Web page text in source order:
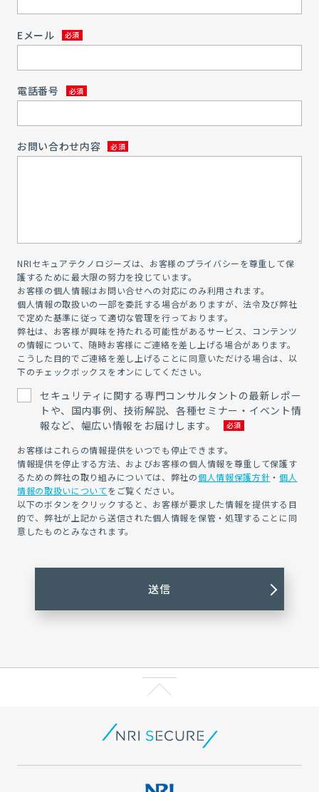
Eメール
電話番号
お問い合わせ内容
NRIセキュアテクノロジーズは、お客様のプライバシーを尊重して保
護するために最大限の努力を投じています。
お客様の個人情報はお問い合せへの対応にのみ利用されます。
個人情報の取扱いの一部を委託する場合がありますが、法令及び弊社
で定めた基準に従って適切な管理を行っております。
弊社は、お客様が興味を持たれる可能性があるサービス、コンテンツ
の情報について、随時お客様にご連絡を差し上げる場合があります。
こうした目的でご連絡を差し上げることに同意いただける場合は、以
下のチェックボックスをオンにしてください。
セキュリティに関する専門コンサルタントの最新レポー
トや、国内事例、技術解説、各種セミナー・イベント情
報など、幅広い情報をお届けします。
お客様はこれらの情報提供をいつでも停止できます。
情報提供を停止する方法、およびお客様の個人情報を尊重して保護す
るための弊社の取り組みについては、弊社の個人情報保護方針 ・個人
情報の取扱いについてをご覧ください。
以下のボタンをクリックすると、お客様が要求した情報を提供する目
的で、弊社が上記から送信された個人情報を保管・処理することに同
意したものとみなされます。